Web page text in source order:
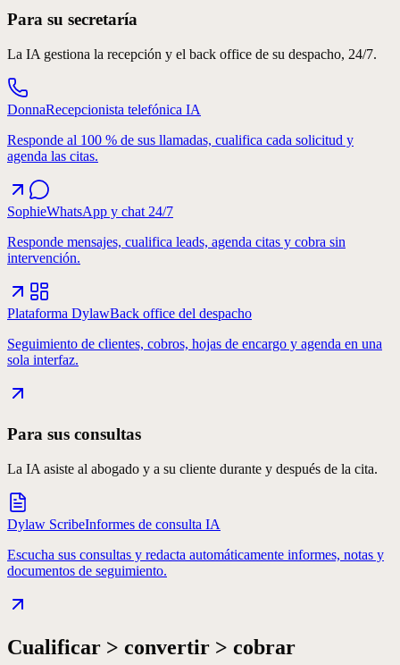
Flujos de trabajo complejos
Para su secretaría
La IA gestiona la recepción y el back office de su despacho, 24/7.
DonnaRecepcionista telefónica IA
Responde al 100 % de sus llamadas, cualifica cada solicitud y
agenda las citas.
SophieWhatsApp y chat 24/7
Responde mensajes, cualifica leads, agenda citas y cobra sin
intervención.
Plataforma DylawBack office del despacho
Seguimiento de clientes, cobros, hojas de encargo y agenda en una
sola interfaz.
Para sus consultas
La IA asiste al abogado y a su cliente durante y después de la cita.
Dylaw ScribeInformes de consulta IA
Escucha sus consultas y redacta automáticamente informes, notas y
documentos de seguimiento.
Cualificar > convertir > cobrar